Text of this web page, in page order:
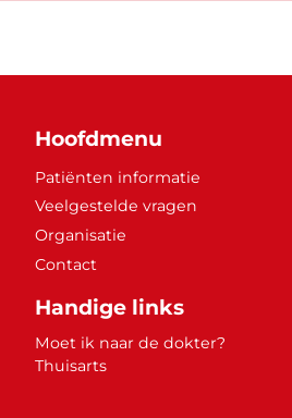
Hoofdmenu
Patiënten informatie
Veelgestelde vragen
Organisatie
Contact
Handige links
Moet ik naar de dokter?
Thuisarts